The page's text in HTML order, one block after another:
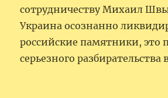
сотрудничеству Михаил
Украина осознанно
российские памятники, это
серьезного разбирательства